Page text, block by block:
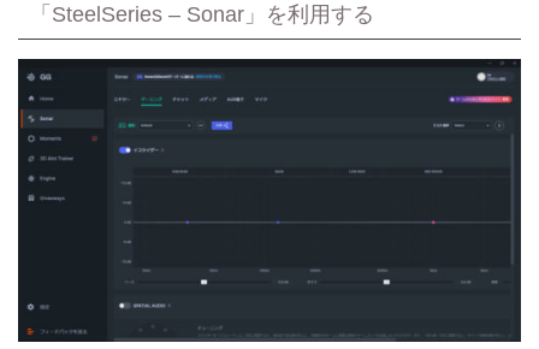
「SteelSeries – Sonar」を利用する